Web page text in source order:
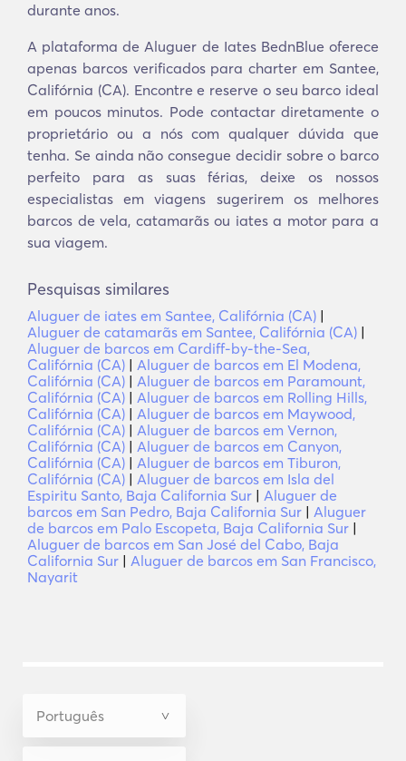
durante anos.
A plataforma de Aluguer de Iates BednBlue oferece
apenas barcos verificados para charter em Santee,
Califórnia (CA). Encontre e reserve o seu barco ideal
em poucos minutos. Pode contactar diretamente o
proprietário ou a nós com qualquer dúvida que
tenha. Se ainda não consegue decidir sobre o barco
perfeito para as suas férias, deixe os nossos
especialistas em viagens sugerirem os melhores
barcos de vela, catamarãs ou iates a motor para a
sua viagem.
Pesquisas similares
Aluguer de iates em Santee, Califórnia (CA) |
Aluguer de catamarãs em Santee, Califórnia (CA) |
Aluguer de barcos em Cardiff-by-the-Sea,
Califórnia (CA) | Aluguer de barcos em El Modena,
Califórnia (CA) | Aluguer de barcos em Paramount,
Califórnia (CA) | Aluguer de barcos em Rolling Hills,
Califórnia (CA) | Aluguer de barcos em Maywood,
Califórnia (CA) | Aluguer de barcos em Vernon,
Califórnia (CA) | Aluguer de barcos em Canyon,
Califórnia (CA) | Aluguer de barcos em Tiburon,
Califórnia (CA) | Aluguer de barcos em Isla del
Espiritu Santo, Baja California Sur | Aluguer de
barcos em San Pedro, Baja California Sur | Aluguer
de barcos em Palo Escopeta, Baja California Sur |
Aluguer de barcos em San José del Cabo, Baja
California Sur | Aluguer de barcos em San Francisco,
Nayarit